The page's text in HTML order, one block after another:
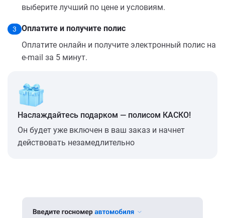
выберите лучший по цене и условиям.
3
Оплатите и получите полис
Оплатите онлайн и получите электронный полис на
e-mail за 5 минут.
Наслаждайтесь подарком — полисом КАСКО!
Он будет уже включен в ваш заказ и начнет
действовать незамедлительно